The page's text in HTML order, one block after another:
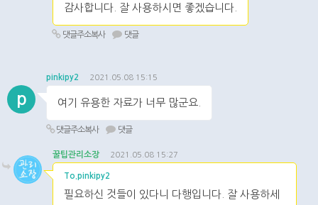
감사합니다. 잘 사용하시면 좋겠습니다.
댓글주소복사 댓글
p
pinkipy2 2021.05.08 15:15
여기 유용한 자료가 너무 많군요.
댓글주소복사 댓글
꿀팁관리소장 2021.05.08 15:27
To.pinkipy2
필요하신 것들이 있다니 다행입니다. 잘 사용하세